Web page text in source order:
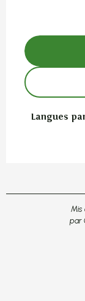
Langues
Langues
Mis
par